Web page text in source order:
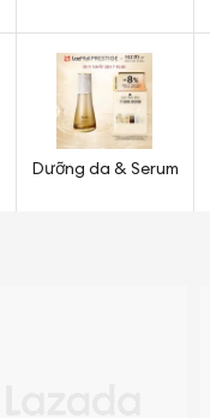
Dưỡng da & Serum